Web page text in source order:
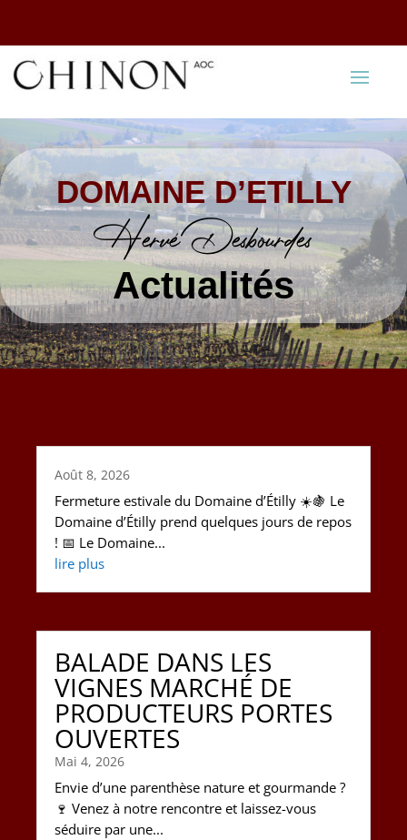
DOMAINE D’ETILLY
Hervé Desbourdes
Actualités
Août 8, 2026
Fermeture estivale du Domaine d’Étilly ☀️🍇 Le
Domaine d’Étilly prend quelques jours de repos
! 📅 Le Domaine...
lire plus
BALADE DANS LES
VIGNES MARCHÉ DE
PRODUCTEURS PORTES
OUVERTES
Mai 4, 2026
Envie d’une parenthèse nature et gourmande ?
🍷 Venez à notre rencontre et laissez-vous
séduire par une...